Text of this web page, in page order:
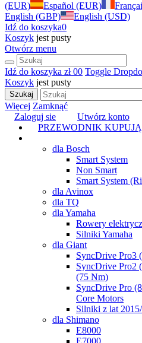
(EUR)
Español (EUR)
English (GBP)
English (USD)
Idź do koszyka0
Koszyk jest pusty
Otwórz menu
Idź do koszyka zł 00 Toggle
Koszyk jest pusty
Szukaj
Więcej Zamknąć
Zaloguj sie
Utwórz konto
PRZEWODNIK
dla Bosch
Smart System
Non Smart
Smart System
dla Avinox
dla TQ
dla Yamaha
Rowery
Silniki Yamaha
dla Giant
SyncDrive Pro3
SyncDrive Pro2
(75 Nm)
SyncDrive Pro
Core Motors
Silniki z lat
dla Shimano
E8000
E7000